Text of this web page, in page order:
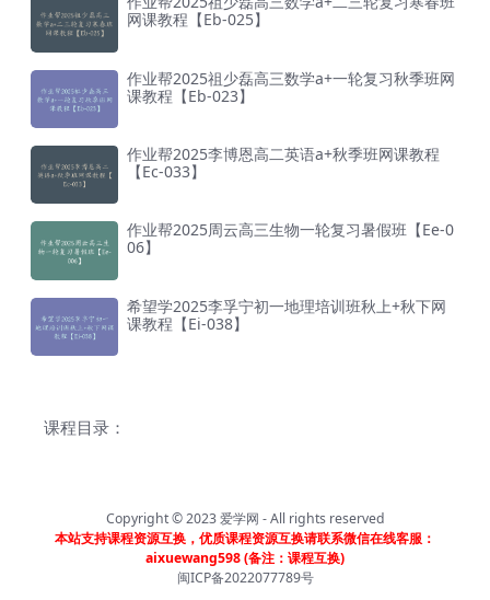
网课教程【Eb-025】
作业帮2025祖少磊高三数学a+一轮复习秋季班网
课教程【Eb-023】
作业帮2025李博恩高二英语a+秋季班网课教程
【Ec-033】
作业帮2025周云高三生物一轮复习暑假班【Ee-0
06】
希望学2025李孚宁初一地理培训班秋上+秋下网
课教程【Ei-038】
课程目录：
Copyright © 2023爱学网 - All rights reserved
本站支持课程资源互换，优质课程资源互换请联系微信在线客服：
aixuewang598 (备注：课程互换)
闽ICP备2022077789号